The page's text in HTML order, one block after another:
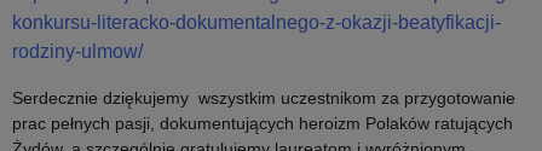
konkursu-literacko-dokumentalnego-z-okazji-beatyfikacji-
rodziny-ulmow/
Serdecznie dziękujemy wszystkim uczestnikom za przygotowanie
prac pełnych pasji, dokumentujących heroizm Polaków ratujących